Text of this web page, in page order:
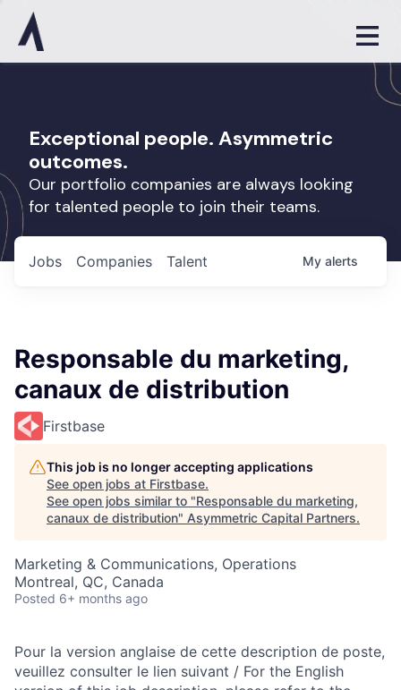
Exceptional people. Asymmetric
outcomes.
Our portfolio companies are always looking
for talented people to join their teams.
Jobs Companies Talent My alerts
Responsable du marketing,
canaux de distribution
Firstbase
This job is no longer accepting applications
See open jobs at Firstbase.
See open jobs similar to "Responsable du marketing,
canaux de distribution" Asymmetric Capital Partners.
Marketing & Communications, Operations
Montreal, QC, Canada
Posted 6+ months ago
Pour la version anglaise de cette description de poste,
veuillez consulter le lien suivant / For the English